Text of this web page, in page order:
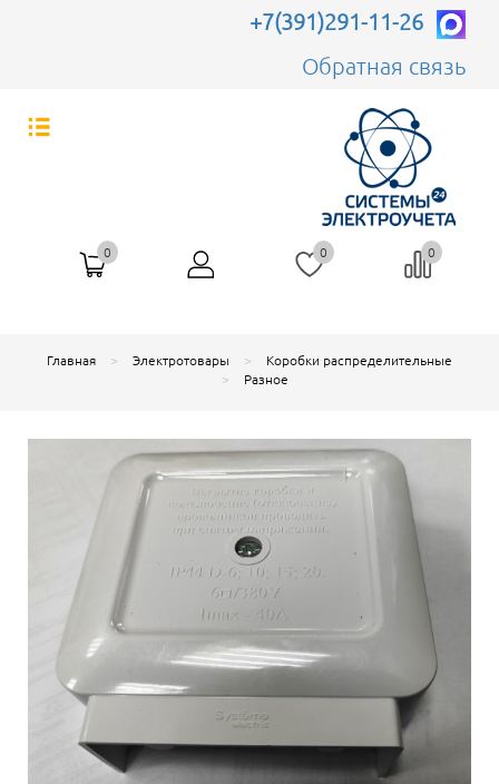
+7(391)291-11-26
Обратная связь
0 0 0
Главная Электротовары
Коробки распределительные
Разное